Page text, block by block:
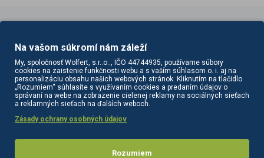
Na vašom súkromí nám záleží
My, spoločnosť Wolfert, s.r..o.., IČO 44744935, používame súbory
cookies na zaistenie funkčnosti webu a s vaším súhlasom o. i. aj na
personalizáciu obsahu našich webových stránok. Kliknutím na tlačidlo
„Rozumiem“ súhlasíte s využívaním cookies a predaním údajov o
správaní na webe na zobrazenie cielenej reklamy na sociálnych sieťach
a reklamných sieťach na ďalších weboch.
Zásady ochrany osobných údajov
Rozumiem